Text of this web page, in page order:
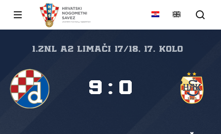
1.ZNL A2 LIMAČI 17/18, 17. kolo
9 : 0